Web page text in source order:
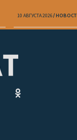
10 АВГУСТА 2026